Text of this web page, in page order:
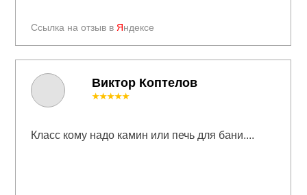
Ссылка на отзыв в Яндексе
★★★★★
Класс кому надо камин или печь для бани....
Виктор Коптелов